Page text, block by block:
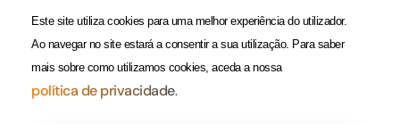
rede fixa)
Porto (Filial)
Política da Privacidade
Este site utiliza cookies para uma melhor experiência do utilizador.
Ao navegar no site estará a consentir a sua utilização. Para saber
mais sobre como utilizamos cookies, aceda a nossa
política de privacidade.